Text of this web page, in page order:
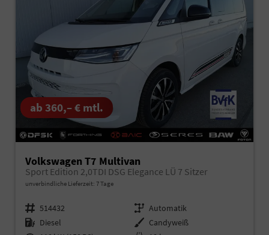
ab 360,– € mtl.
Volkswagen T7 Multivan
Sport Edition 2,0TDI DSG Elegance LÜ 7 Sitzer
unverbindliche Lieferzeit: 7 Tage
Fahrzeugnr. 514432 Getriebe Automatik
Kraftstoff Diesel Außenfarbe Candyweiß